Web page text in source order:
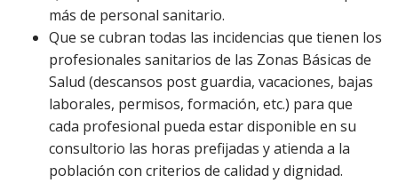
más de personal sanitario.
Que se cubran todas las incidencias que tienen los
profesionales sanitarios de las Zonas Básicas de
Salud (descansos post guardia, vacaciones, bajas
laborales, permisos, formación, etc.) para que
cada profesional pueda estar disponible en su
consultorio las horas prefijadas y atienda a la
población con criterios de calidad y dignidad.